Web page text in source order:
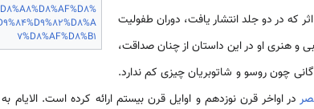
7%D8%AF%D8%B1
که در دو جلد انتشار یافت، دوران طفولیت
و هنری او در این داستان از چنان صداقت،
چون روسو و شاتوبریان چیزی کم ندارد.
در اواخر قرن نوزدهم و اوایل قرن بیستم ارائه کرده است. الایام